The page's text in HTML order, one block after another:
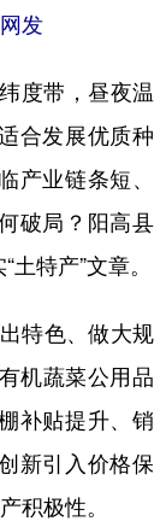
发
度带，昼夜温
合发展优质种
产业链条短、
破局？阳高县
特产”文章。
特色、做大规
机蔬菜公用品
补贴提升、销
新引入价格保
积极性。